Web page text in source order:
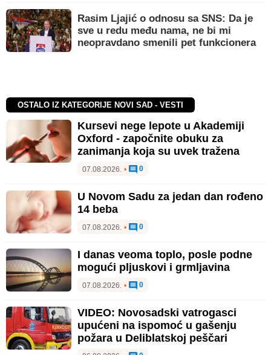
Rasim Ljajić o odnosu sa SNS: Da je
sve u redu među nama, ne bi mi
neopravdano smenili pet funkcionera
OSTALO IZ KATEGORIJE NOVI SAD - VESTI
Kursevi nege lepote u Akademiji
Oxford - započnite obuku za
zanimanja koja su uvek tražena
07.08.2026. • 0
U Novom Sadu za jedan dan rođeno
14 beba
07.08.2026. • 0
I danas veoma toplo, posle podne
mogući pljuskovi i grmljavina
07.08.2026. • 0
VIDEO: Novosadski vatrogasci
upućeni na ispomoć u gašenju
požara u Deliblatskoj peščari